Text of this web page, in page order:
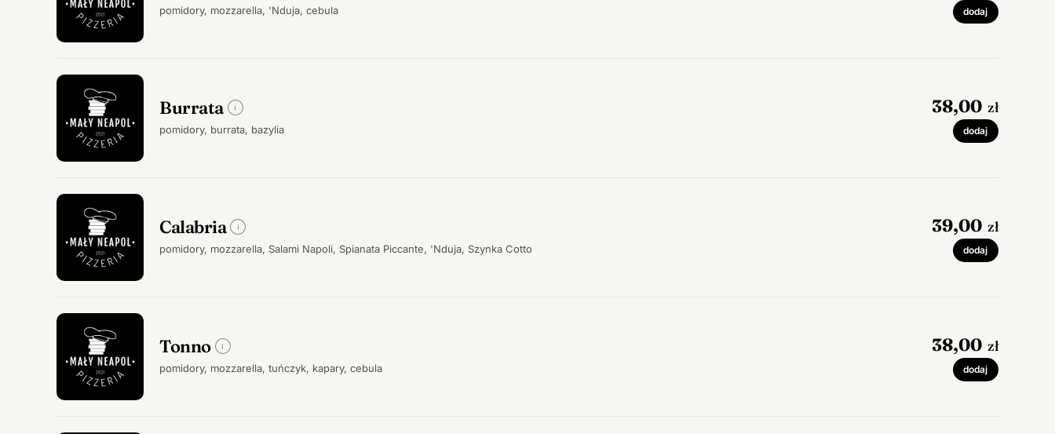
pomidory, mozzarella, 'Nduja, cebula dodaj
Burrata
pomidory, burrata, bazylia
38,00 zł
dodaj
Calabria
pomidory, mozzarella, Salami Napoli, Spianata Piccante, 'Nduja, Szynka Cotto
39,00 zł
dodaj
Tonno
pomidory, mozzarella, tuńczyk, kapary, cebula
38,00 zł
dodaj